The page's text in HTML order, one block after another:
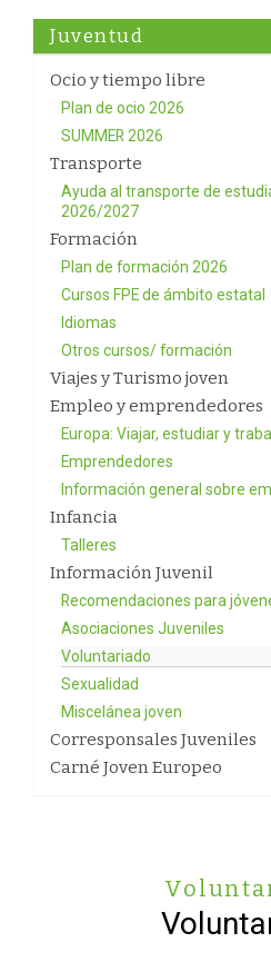
Juventud
Ocio y tiempo libre
Plan de ocio 2026
SUMMER 2026
Transporte
Ayuda al transporte de
2026/2027
Formación
Plan de formación 2026
Cursos FPE de ámbito estatal
Idiomas
Otros cursos/ formación
Viajes y Turismo joven
Empleo y emprendedores
Europa: Viajar, estudiar y
Emprendedores
Información general sobre
Infancia
Talleres
Información Juvenil
Recomendaciones para
Asociaciones Juveniles
Voluntariado
Sexualidad
Miscelánea joven
Corresponsales Juveniles
Carné Joven Europeo